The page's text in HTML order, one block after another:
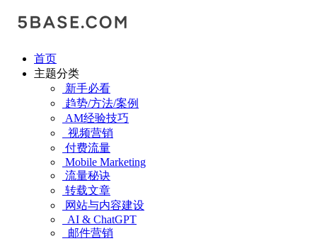
首页
主题分类
新手必看
趋势/方法/案例
AM经验技巧
视频营销
付费流量
Mobile Marketing
流量秘诀
转载文章
网站与内容建设
AI & ChatGPT
邮件营销